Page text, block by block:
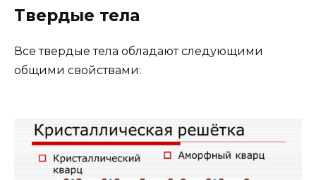
Твердые тела
Все твердые тела обладают следующими
общими свойствами: